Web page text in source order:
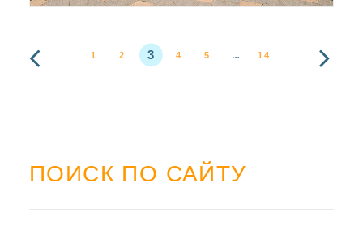
1 2 3 4 5 … 14
ПОИСК ПО САЙТУ